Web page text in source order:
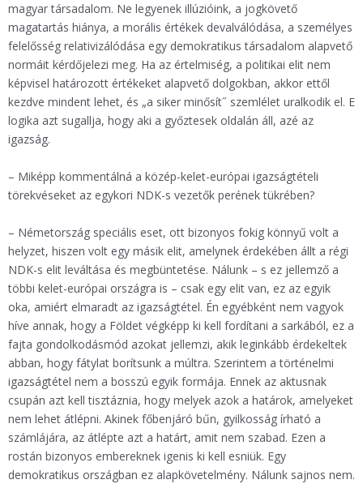
magyar társadalom. Ne legyenek illúzióink, a jogkövető
magatartás hiánya, a morális értékek devalválódása, a személyes
felelősség relativizálódása egy demokratikus társadalom alapvető
normáit kérdőjelezi meg. Ha az értelmiség, a politikai elit nem
képvisel határozott értékeket alapvető dolgokban, akkor ettől
kezdve mindent lehet, és „a siker minősít˝ szemlélet uralkodik el. E
logika azt sugallja, hogy aki a győztesek oldalán áll, azé az
igazság.
– Miképp kommentálná a közép-kelet-európai igazságtételi
törekvéseket az egykori NDK-s vezetők perének tükrében?
– Németország speciális eset, ott bizonyos fokig könnyű volt a
helyzet, hiszen volt egy másik elit, amelynek érdekében állt a régi
NDK-s elit leváltása és megbüntetése. Nálunk – s ez jellemző a
többi kelet-európai országra is – csak egy elit van, ez az egyik
oka, amiért elmaradt az igazságtétel. Én egyébként nem vagyok
híve annak, hogy a Földet végképp ki kell fordítani a sarkából, ez a
fajta gondolkodásmód azokat jellemzi, akik leginkább érdekeltek
abban, hogy fátylat borítsunk a múltra. Szerintem a történelmi
igazságtétel nem a bosszú egyik formája. Ennek az aktusnak
csupán azt kell tisztáznia, hogy melyek azok a határok, amelyeket
nem lehet átlépni. Akinek főbenjáró bűn, gyilkosság írható a
számlájára, az átlépte azt a határt, amit nem szabad. Ezen a
rostán bizonyos embereknek igenis ki kell esniük. Egy
demokratikus országban ez alapkövetelmény. Nálunk sajnos nem.